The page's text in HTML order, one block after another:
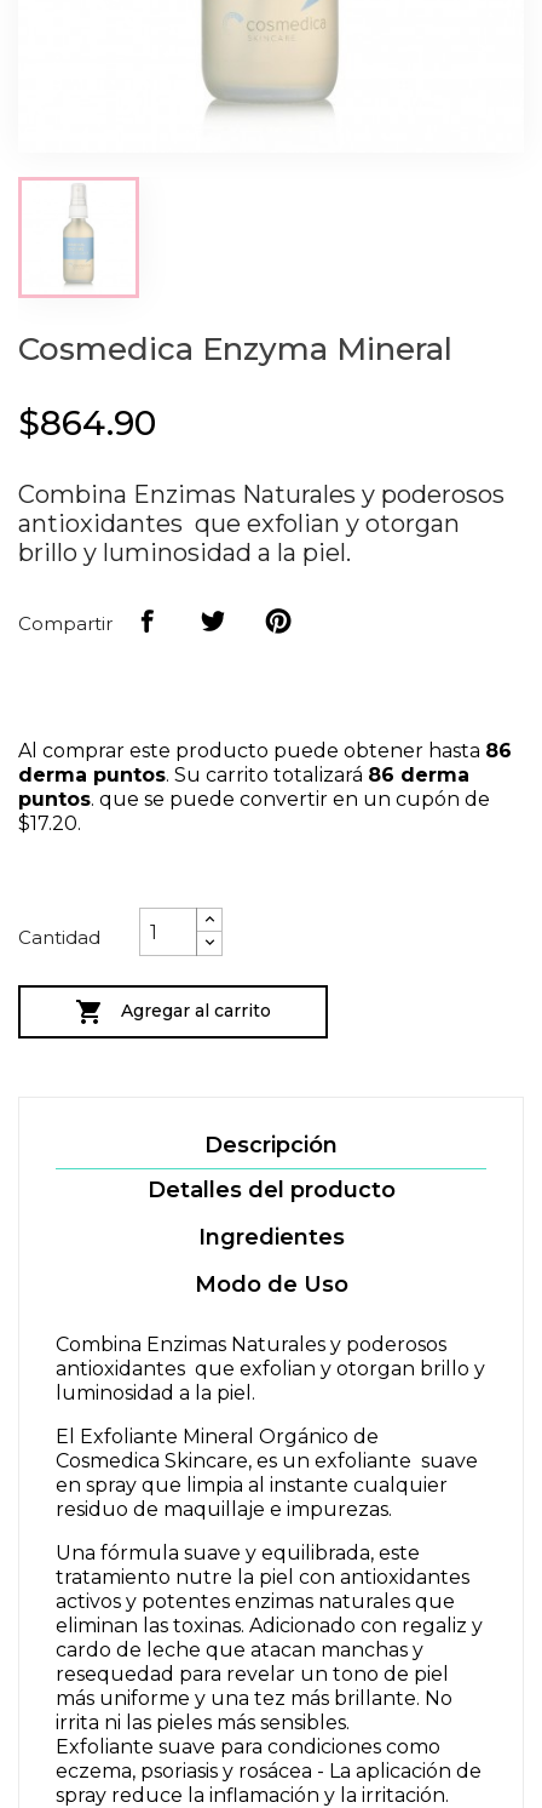
Cosmedica Enzyma Mineral
$864.90
Combina Enzimas Naturales y poderosos
antioxidantes que exfolian y otorgan
brillo y luminosidad a la piel.
Compartir
Al comprar este producto puede obtener hasta 86
derma puntos. Su carrito totalizará 86 derma
puntos. que se puede convertir en un cupón de
$17.20.
Cantidad
 Agregar al carrito
Descripción
Detalles del producto
Ingredientes
Modo de Uso
Combina Enzimas Naturales y poderosos
antioxidantes que exfolian y otorgan brillo y
luminosidad a la piel.
El Exfoliante Mineral Orgánico de
Cosmedica Skincare, es un exfoliante suave
en spray que limpia al instante cualquier
residuo de maquillaje e impurezas.
Una fórmula suave y equilibrada, este
tratamiento nutre la piel con antioxidantes
activos y potentes enzimas naturales que
eliminan las toxinas. Adicionado con regaliz y
cardo de leche que atacan manchas y
resequedad para revelar un tono de piel
más uniforme y una tez más brillante. No
irrita ni las pieles más sensibles.
Exfoliante suave para condiciones como
eczema, psoriasis y rosácea - La aplicación de
spray reduce la inflamación y la irritación.